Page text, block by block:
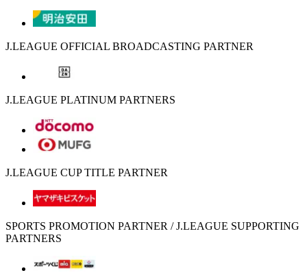
J.LEAGUE OFFICIAL BROADCASTING PARTNER
J.LEAGUE PLATINUM PARTNERS
J.LEAGUE CUP TITLE PARTNER
SPORTS PROMOTION PARTNER / J.LEAGUE SUPPORTING
PARTNERS